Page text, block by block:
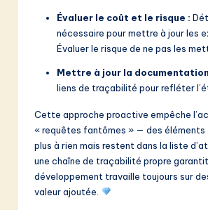
Évaluer le coût et le risque :
nécessaire pour mettre à jour les
Évaluer le risque de ne pas les
Mettre à jour la
liens de traçabilité pour refléter
Cette approche proactive empêche
« requêtes fantômes » — des éléments
plus à rien mais restent dans la liste
une chaîne de traçabilité propre garantit
développement travaille toujours sur
valeur ajoutée.